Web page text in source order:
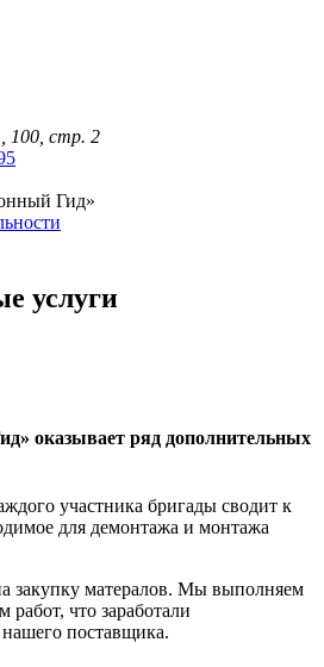
100, стр. 2
Гид»
услуги
оказывает ряд дополнительных
участника бригады сводит к
для демонтажа и монтажа
закупку матералов. Мы выполняем
работ, что заработали
поставщика.